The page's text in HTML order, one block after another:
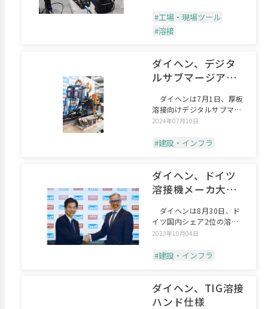
#工場・現場ツール
#溶接
ダイヘン、デジタ
ルサブマージアー
ダイヘンは7月1日、厚板
溶接向けデジタルサブマー
ジアーク溶接システム「
2024年07月10日
#建設・インフラ
ダイヘン、ドイツ
溶接機メーカ大手
ダイヘンは8月30日、ド
イツ国内シェア2位の溶接
機メーカのローヒ・シュ
2023年10月04日
#建設・インフラ
ダイヘン、TIG溶接
ハンド仕様